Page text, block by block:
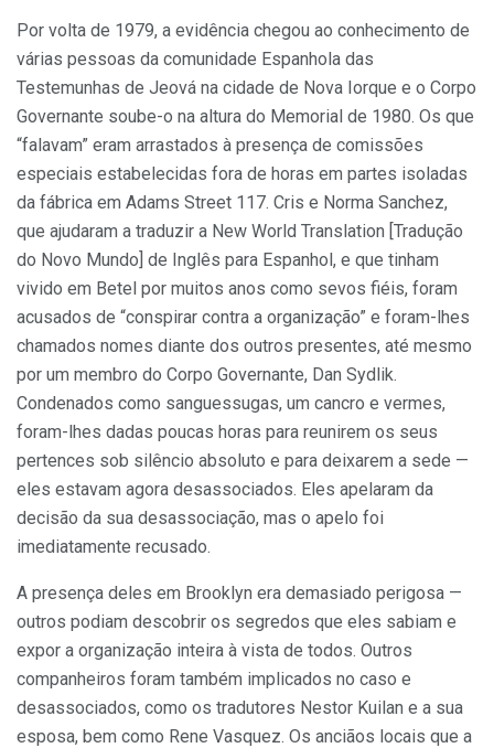
Por volta de 1979, a evidência chegou ao conhecimento de
várias pessoas da comunidade Espanhola das
Testemunhas de Jeová na cidade de Nova Iorque e o Corpo
Governante soube-o na altura do Memorial de 1980. Os que
“falavam” eram arrastados à presença de comissões
especiais estabelecidas fora de horas em partes isoladas
da fábrica em Adams Street 117. Cris e Norma Sanchez,
que ajudaram a traduzir a New World Translation [Tradução
do Novo Mundo] de Inglês para Espanhol, e que tinham
vivido em Betel por muitos anos como sevos fiéis, foram
acusados de “conspirar contra a organização” e foram-lhes
chamados nomes diante dos outros presentes, até mesmo
por um membro do Corpo Governante, Dan Sydlik.
Condenados como sanguessugas, um cancro e vermes,
foram-lhes dadas poucas horas para reunirem os seus
pertences sob silêncio absoluto e para deixarem a sede —
eles estavam agora desassociados. Eles apelaram da
decisão da sua desassociação, mas o apelo foi
imediatamente recusado.
A presença deles em Brooklyn era demasiado perigosa —
outros podiam descobrir os segredos que eles sabiam e
expor a organização inteira à vista de todos. Outros
companheiros foram também implicados no caso e
desassociados, como os tradutores Nestor Kuilan e a sua
esposa, bem como Rene Vasquez. Os anciãos locais que a